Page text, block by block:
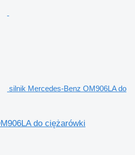
silnik Mercedes-Benz OM906LA do
do ciężarówki